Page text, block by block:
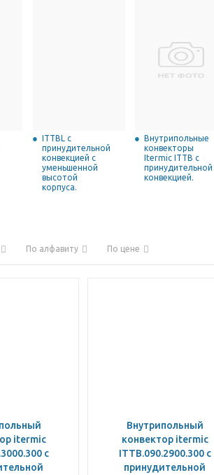
ITTBL с
принудительной
конвекцией с
уменьшенной
высотой
корпуса.
Внутрипольные
конвекторы
Itermic ITTB с
принудительной
конвекцией.
По алфавиту По цене
itermic
с
Внутрипольный
конвектор itermic
ITTB.090.2900.300 с
принудительной